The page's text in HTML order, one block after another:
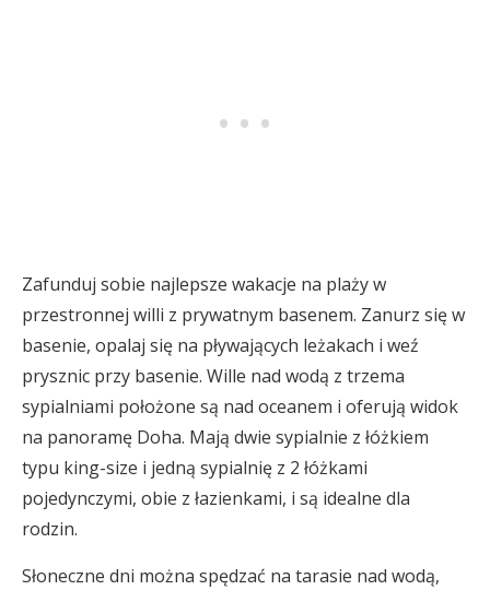
Zafunduj sobie najlepsze wakacje na plaży w
przestronnej willi z prywatnym basenem. Zanurz się w
basenie, opalaj się na pływających leżakach i weź
prysznic przy basenie. Wille nad wodą z trzema
sypialniami położone są nad oceanem i oferują widok
na panoramę Doha. Mają dwie sypialnie z łóżkiem
typu king-size i jedną sypialnię z 2 łóżkami
pojedynczymi, obie z łazienkami, i są idealne dla
rodzin.
Słoneczne dni można spędzać na tarasie nad wodą,